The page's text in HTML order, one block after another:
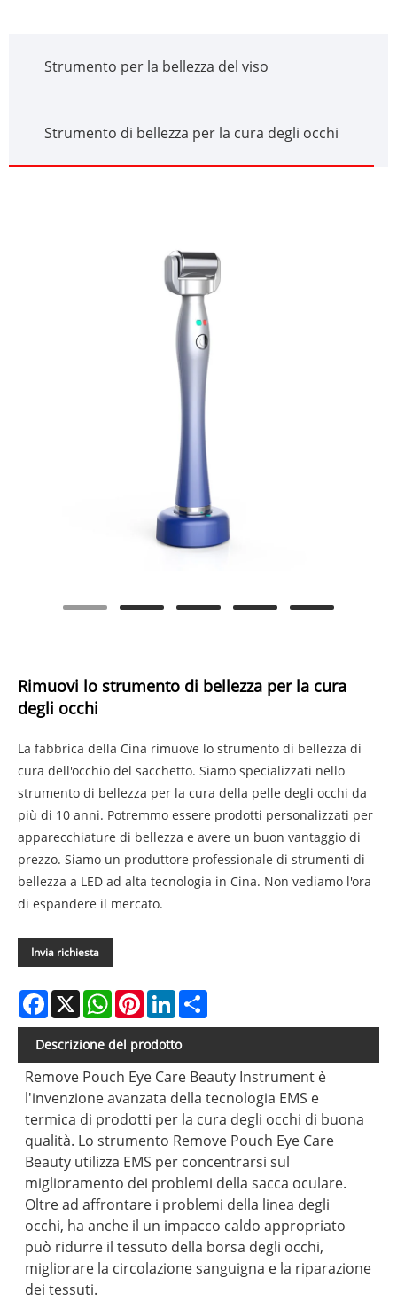
Strumento per la bellezza del viso
Strumento di bellezza per la cura degli occhi
Rimuovi lo strumento di bellezza per la cura
degli occhi
La fabbrica della Cina rimuove lo strumento di bellezza di
cura dell'occhio del sacchetto. Siamo specializzati nello
strumento di bellezza per la cura della pelle degli occhi da
più di 10 anni. Potremmo essere prodotti personalizzati per
apparecchiature di bellezza e avere un buon vantaggio di
prezzo. Siamo un produttore professionale di strumenti di
bellezza a LED ad alta tecnologia in Cina. Non vediamo l'ora
di espandere il mercato.
Invia richiesta
Facebook
X WhatsAppPinterestLinkedIn
Descrizione del prodotto
Remove Pouch Eye Care Beauty Instrument è
l'invenzione avanzata della tecnologia EMS e
termica di prodotti per la cura degli occhi di buona
qualità. Lo strumento Remove Pouch Eye Care
Beauty utilizza EMS per concentrarsi sul
miglioramento dei problemi della sacca oculare.
Oltre ad affrontare i problemi della linea degli
occhi, ha anche il un impacco caldo appropriato
può ridurre il tessuto della borsa degli occhi,
migliorare la circolazione sanguigna e la riparazione
dei tessuti.